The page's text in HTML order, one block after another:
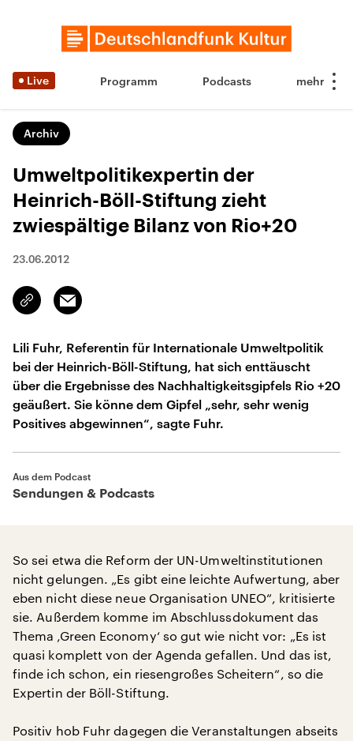
Live Programm Podcasts
Archiv
Umweltpolitikexpertin der
Heinrich-Böll-Stiftung zieht
zwiespältige Bilanz von Rio+20
23.06.2012
Link
kopieren/teilen
Email
Lili Fuhr, Referentin für Internationale Umweltpolitik
bei der Heinrich-Böll-Stiftung, hat sich enttäuscht
über die Ergebnisse des Nachhaltigkeitsgipfels Rio +20
geäußert. Sie könne dem Gipfel „sehr, sehr wenig
Positives abgewinnen“, sagte Fuhr.
Aus dem Podcast
Sendungen & Podcasts
So sei etwa die Reform der UN-Umweltinstitutionen
nicht gelungen. „Es gibt eine leichte Aufwertung, aber
eben nicht diese neue Organisation UNEO“, kritisierte
sie. Außerdem komme im Abschlussdokument das
Thema ‚Green Economy‘ so gut wie nicht vor: „Es ist
quasi komplett von der Agenda gefallen. Und das ist,
finde ich schon, ein riesengroßes Scheitern“, so die
Expertin der Böll-Stiftung.
Positiv hob Fuhr dagegen die Veranstaltungen abseits